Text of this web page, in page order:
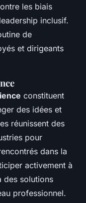
les biais
inclusif.
de
et dirigeants
constituent
des idées et
réunissent des
pour
dans la
activement à
des solutions
professionnel.